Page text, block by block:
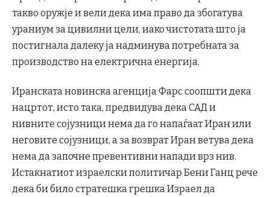
такво оружје и вели дека има право да збогатува
ураниум за цивилни цели, иако чистотата што ја
постигнала далеку ја надминува потребната за
производство на електрична енергија.
Иранската новинска агенција Фарс соопшти дека
нацртот, исто така, предвидува дека САД и
нивните сојузници нема да го напаѓаат Иран или
неговите сојузници, а за возврат Иран ветува дека
нема да започне превентивни напади врз нив.
Истакнатиот израелски политичар Бени Ганц рече
дека би било стратешка грешка Израел да